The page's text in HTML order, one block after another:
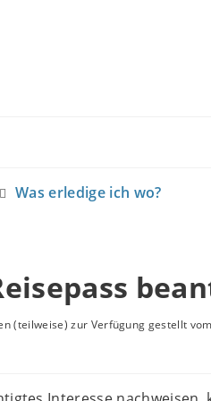
Was erledige ich wo?
(teilweise) zur Verfügung gestellt vom